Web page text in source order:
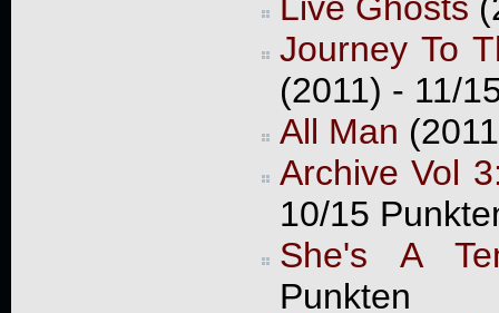
Journey To
(2011) - 11/
All Man
Archive Vol
10/15
She's A
Punkten